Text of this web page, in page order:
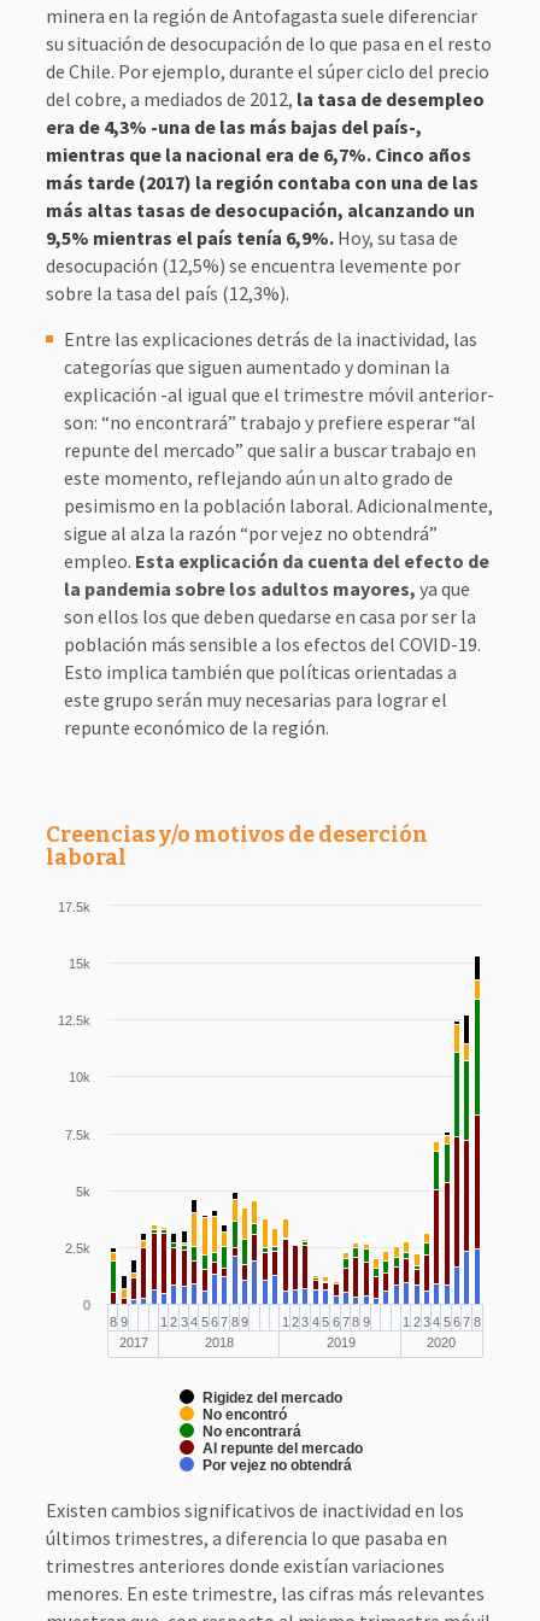
minera en la región de Antofagasta suele diferenciar
su situación de desocupación de lo que pasa en el resto
de Chile. Por ejemplo, durante el súper ciclo del precio
del cobre, a mediados de 2012, la tasa de desempleo
era de 4,3% -una de las más bajas del país-,
mientras que la nacional era de 6,7%. Cinco años
más tarde (2017) la región contaba con una de las
más altas tasas de desocupación, alcanzando un
9,5% mientras el país tenía 6,9%.Hoy, su tasa de
desocupación (12,5%) se encuentra levemente por
sobre la tasa del país (12,3%).
Entre las explicaciones detrás de la inactividad, las
categorías que siguen aumentado y dominan la
explicación -al igual que el trimestre móvil anterior-
son: “no encontrará” trabajo y prefiere esperar “al
repunte del mercado” que salir a buscar trabajo en
este momento, reflejando aún un alto grado de
pesimismo en la población laboral. Adicionalmente,
sigue al alza la razón “por vejez no obtendrá”
empleo. Esta explicación da cuenta del efecto de
la pandemia sobre los adultos mayores, ya que
son ellos los que deben quedarse en casa por ser la
población más sensible a los efectos del COVID-19.
Esto implica también que políticas orientadas a
este grupo serán muy necesarias para lograr el
repunte económico de la región.
Creencias y/o motivos de deserción
laboral
Rigidez del mercado
No encontró
No encontrará
Al repunte del mercado
Por vejez no obtendrá
8
2017
9
1
2018
2 34 5 67 89
1
2019
23 45 6 78 9
1
2020
2 34 567 8
0
2.5k
5k
7.5k
10k
12.5k
15k
17.5k
Existen cambios significativos de inactividad en los
últimos trimestres, a diferencia lo que pasaba en
trimestres anteriores donde existían variaciones
menores. En este trimestre, las cifras más relevantes